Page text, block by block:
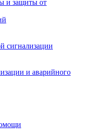
и защиты от
сигнализации
и аварийного